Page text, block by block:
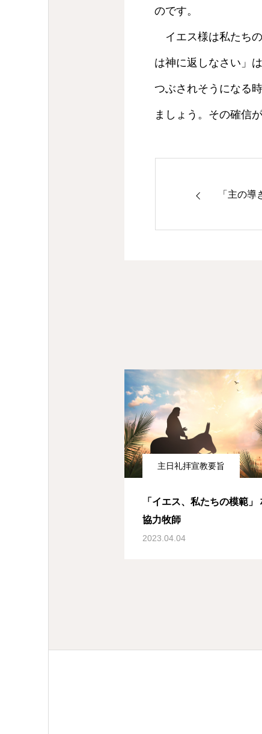
のです。
イエス様は私たち
は神に返しなさい」
つぶされそうになる
ましょう。その確信
「主の
主日礼拝宣教要旨
「イエス、私たちの模範」 朴 思郁
協力牧師
2023.04.04